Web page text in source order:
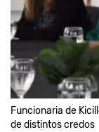
Funcionaria de
de distintos credos